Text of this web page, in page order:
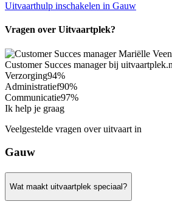
Uitvaarthulp inschakelen in Gauw
Vragen over Uitvaartplek?
Customer Succes manager bij
Verzorging94%
Administratief90%
Communicatie97%
Ik help je graag
Veelgestelde vragen over uitvaart in
Gauw
Wat maakt uitvaartplek speciaal?